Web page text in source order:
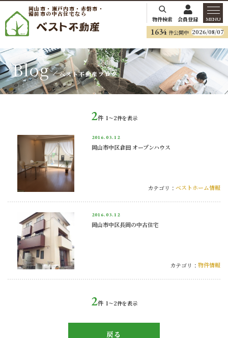
岡山市・瀬戸内市・赤磐市・
備前市の中古住宅なら
物件検索 会員登録 MENU
1634 件公開中 2026/08/07
Blog ベスト不動産ブログ
2件 1〜2件を表示
2016.03.12
岡山市中区倉田 オープンハウス
カテゴリ： ベストホーム情報
2016.03.12
岡山市中区長岡の中古住宅
カテゴリ： 物件情報
2件 1〜2件を表示
戻る